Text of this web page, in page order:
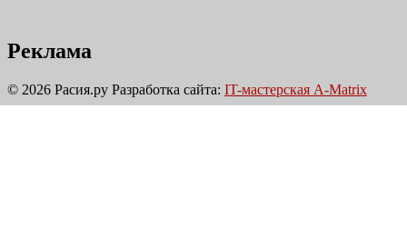
Реклама
© 2026 Расия.ру Разработка сайта: IT-мастерская A-Matrix